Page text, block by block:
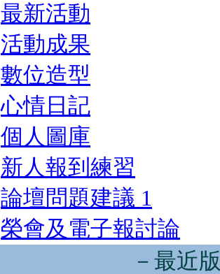
最新活動
活動成果
數位造型
心情日記
個人圖庫
新人報到練習
論壇問題建議 1
榮會及電子報討論
－最近